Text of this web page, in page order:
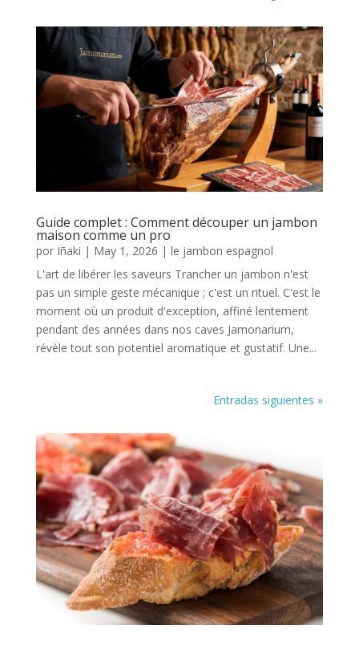
Guide complet : Comment découper un jambon
maison comme un pro
por Iñaki | May 1, 2026 | le jambon espagnol
L'art de libérer les saveurs Trancher un jambon n'est
pas un simple geste mécanique ; c'est un rituel. C'est le
moment où un produit d'exception, affiné lentement
pendant des années dans nos caves Jamonarium,
révèle tout son potentiel aromatique et gustatif. Une...
Entradas siguientes »